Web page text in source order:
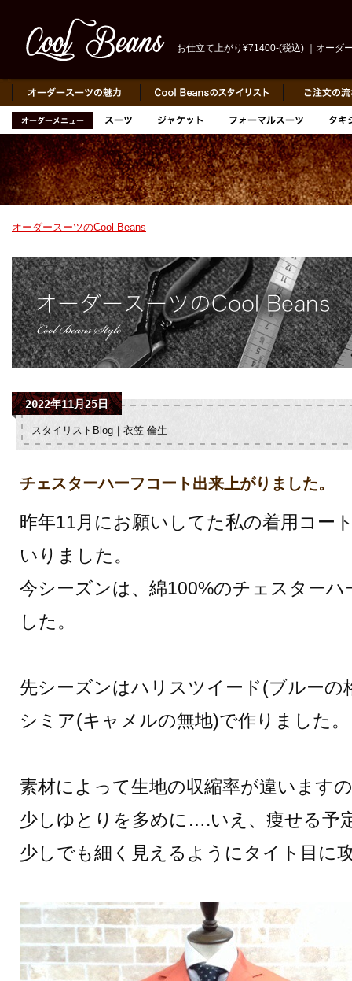
お仕立て上がり¥71400-(税込) ｜オーダ
オーダースーツのCool Beans
2022年11月25日
スタイリストBlog ｜ 衣笠 倫生
チェスターハーフコート出来上がりました。
昨年11月にお願いしてた私の着用コー
いりました。
今シーズンは、綿100%のチェスター
した。
先シーズンはハリスツイード(ブルーの
シミア(キャメルの無地)で作りました。
素材によって生地の収縮率が違います
少しゆとりを多めに….いえ、痩せる予
少しでも細く見えるようにタイト目に